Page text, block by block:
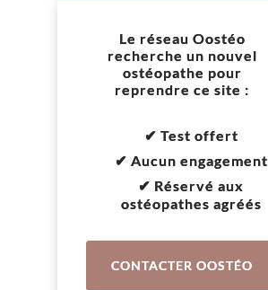
Le réseau Oostéo
recherche un nouvel
ostéopathe pour
reprendre ce site :
✔ Test offert
✔ Aucun engagement
✔ Réservé aux
ostéopathes agréés
CONTACTER OOSTÉO